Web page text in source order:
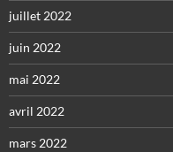
juillet 2022
juin 2022
mai 2022
avril 2022
mars 2022